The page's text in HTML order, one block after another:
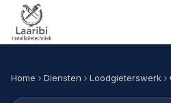
Home Diensten Loodgieterswerk